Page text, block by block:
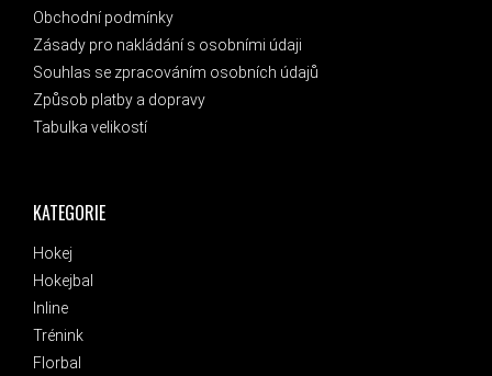
KATEGORIE
Hokej
Hokejbal
Inline
Trénink
Florbal
Obchodní podmínky
Zásady pro nakládání s osobními údaji
Souhlas se zpracováním osobních údajů
Způsob platby a dopravy
Tabulka velikostí